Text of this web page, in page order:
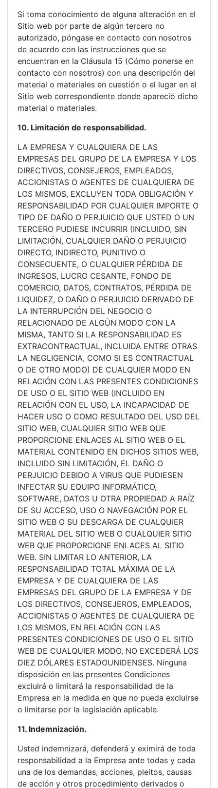
Si toma conocimiento de alguna alteración en el
Sitio web por parte de algún tercero no
autorizado, póngase en contacto con nosotros
de acuerdo con las instrucciones que se
encuentran en la Cláusula 15 (Cómo ponerse en
contacto con nosotros) con una descripción del
material o materiales en cuestión o el lugar en el
Sitio web correspondiente donde apareció dicho
material o materiales.
10. Limitación de responsabilidad.
LA EMPRESA Y CUALQUIERA DE LAS
EMPRESAS DEL GRUPO DE LA EMPRESA Y LOS
DIRECTIVOS, CONSEJEROS, EMPLEADOS,
ACCIONISTAS O AGENTES DE CUALQUIERA DE
LOS MISMOS, EXCLUYEN TODA OBLIGACIÓN Y
RESPONSABILIDAD POR CUALQUIER IMPORTE O
TIPO DE DAÑO O PERJUICIO QUE USTED O UN
TERCERO PUDIESE INCURRIR (INCLUIDO, SIN
LIMITACIÓN, CUALQUIER DAÑO O PERJUICIO
DIRECTO, INDIRECTO, PUNITIVO O
CONSECUENTE, O CUALQUIER PÉRDIDA DE
INGRESOS, LUCRO CESANTE, FONDO DE
COMERCIO, DATOS, CONTRATOS, PÉRDIDA DE
LIQUIDEZ, O DAÑO O PERJUICIO DERIVADO DE
LA INTERRUPCIÓN DEL NEGOCIO O
RELACIONADO DE ALGÚN MODO CON LA
MISMA, TANTO SI LA RESPONSABILIDAD ES
EXTRACONTRACTUAL, INCLUIDA ENTRE OTRAS
LA NEGLIGENCIA, COMO SI ES CONTRACTUAL
O DE OTRO MODO) DE CUALQUIER MODO EN
RELACIÓN CON LAS PRESENTES CONDICIONES
DE USO O EL SITIO WEB (INCLUIDO EN
RELACIÓN CON EL USO, LA INCAPACIDAD DE
HACER USO O COMO RESULTADO DEL USO DEL
SITIO WEB, CUALQUIER SITIO WEB QUE
PROPORCIONE ENLACES AL SITIO WEB O EL
MATERIAL CONTENIDO EN DICHOS SITIOS WEB,
INCLUIDO SIN LIMITACIÓN, EL DAÑO O
PERJUICIO DEBIDO A VIRUS QUE PUDIESEN
INFECTAR SU EQUIPO INFORMÁTICO,
SOFTWARE, DATOS U OTRA PROPIEDAD A RAÍZ
DE SU ACCESO, USO O NAVEGACIÓN POR EL
SITIO WEB O SU DESCARGA DE CUALQUIER
MATERIAL DEL SITIO WEB O CUALQUIER SITIO
WEB QUE PROPORCIONE ENLACES AL SITIO
WEB. SIN LIMITAR LO ANTERIOR, LA
RESPONSABILIDAD TOTAL MÁXIMA DE LA
EMPRESA Y DE CUALQUIERA DE LAS
EMPRESAS DEL GRUPO DE LA EMPRESA Y DE
LOS DIRECTIVOS, CONSEJEROS, EMPLEADOS,
ACCIONISTAS O AGENTES DE CUALQUIERA DE
LOS MISMOS, EN RELACIÓN CON LAS
PRESENTES CONDICIONES DE USO O EL SITIO
WEB DE CUALQUIER MODO, NO EXCEDERÁ LOS
DIEZ DÓLARES ESTADOUNIDENSES. Ninguna
disposición en las presentes Condiciones
excluirá o limitará la responsabilidad de la
Empresa en la medida en que no pueda excluirse
o limitarse por la legislación aplicable.
11. Indemnización.
Usted indemnizará, defenderá y eximirá de toda
responsabilidad a la Empresa ante todas y cada
una de los demandas, acciones, pleitos, causas
de acción y otros procedimiento derivados o